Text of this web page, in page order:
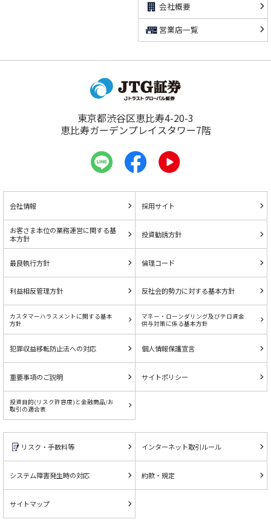
会社概要
営業店一覧
東京都渋谷区恵比寿4-20-3
恵比寿ガーデンプレイスタワー7階
会社情報 採用サイト
お客さま本位の業務運営に関する基
本方針
投資勧誘方針
最良執行方針 倫理コード
利益相反管理方針 反社会的勢力に対する基本方針
カスタマーハラスメントに関する基本
方針
マネー・ローンダリング及びテロ資金
供与対策に係る基本方針
犯罪収益移転防止法への対応 個人情報保護宣言
重要事項のご説明 サイトポリシー
投資目的(リスク許容度)と金融商品/お
取引の適合表
リスク・手数料等 インターネット取引ルール
システム障害発生時の対応 約款・規定
サイトマップ